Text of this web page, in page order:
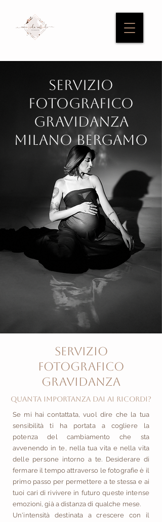
servizio
fotografico
Gravidanza
MILANO BERGAMO
servizio
FOTOGRAFICO
Gravidanza
Quanta importanza dai ai ricordi?
Se mi hai contattata, vuol dire che la tua
sensibilità ti ha portata a cogliere la
potenzadel cambiamento che sta
avvenendo in te, nella tua vita e nella vita
delle persone intorno a te. Desiderare di
fermare il tempo attraverso le fotografie è il
primo passo per permettere a te stessa e ai
tuoi cari di rivivere in futuro queste intense
emozioni, già a distanza di qualche mese.
Un'intensità destinata a crescere con il